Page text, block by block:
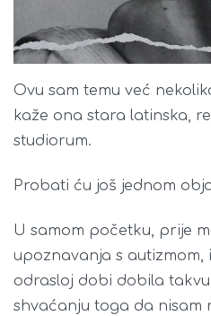
Ovu sam temu već
kaže ona stara latinska,
studiorum.
Probati ću još jednom
U samom početku, prije
upoznavanja s autizmom,
odrasloj dobi dobila
shvaćanju toga da nisam